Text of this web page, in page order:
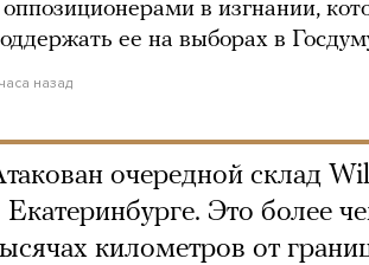
оппозиционерами в изгнании,
ее на выборах в
назад
очередной склад
Екатеринбурге. Это более
километров от